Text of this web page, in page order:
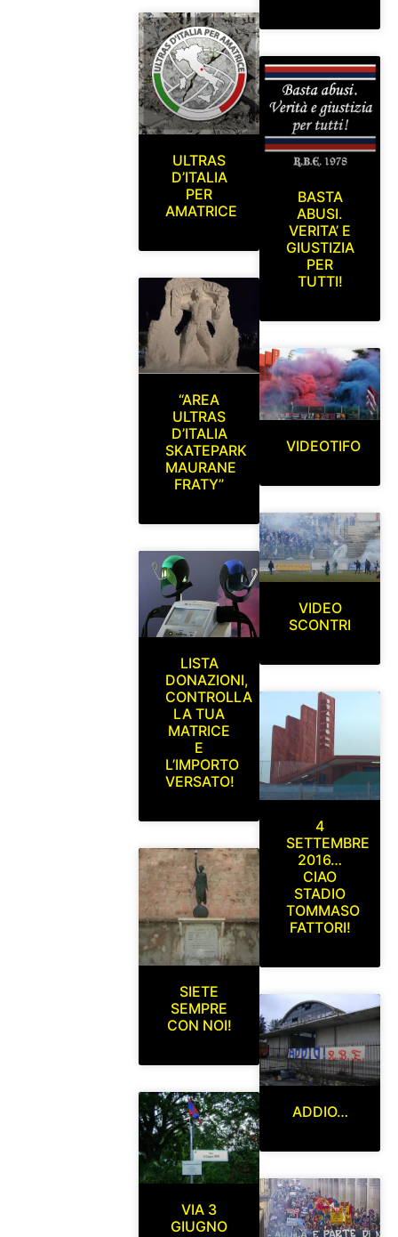
ULTRAS
D’ITALIA
PER
AMATRICE
“AREA
ULTRAS
D’ITALIA
SKATEPARK
MAURANE
FRATY”
LISTA
DONAZIONI,
CONTROLLA
LA TUA
MATRICE
E
L’IMPORTO
VERSATO!
SIETE
SEMPRE
CON NOI!
VIA 3
GIUGNO
BASTA
ABUSI.
VERITA’ E
GIUSTIZIA
PER
TUTTI!
VIDEOTIFO
VIDEO
SCONTRI
4
SETTEMBRE
2016…
CIAO
STADIO
TOMMASO
FATTORI!
ADDIO…